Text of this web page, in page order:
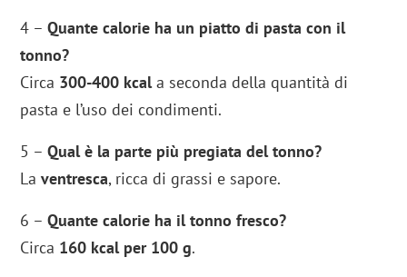
4 –Quante calorie ha un piatto di pasta con il
tonno?
Circa 300-400 kcala seconda della quantità di
pasta e l’uso dei condimenti.
5 –Qual è la parte più pregiata del tonno?
Laventresca, ricca di grassi e sapore.
6 –Quante calorie ha il tonno fresco?
Circa 160 kcal per 100 g.